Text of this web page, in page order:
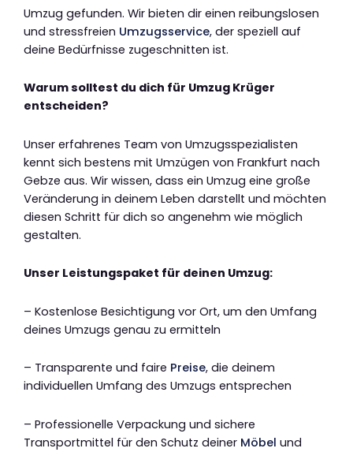
Umzug gefunden. Wir bieten dir einen reibungslosen
und stressfreien Umzugsservice, der speziell auf
deine Bedürfnisse zugeschnitten ist.
Warum solltest du dich für Umzug Krüger
entscheiden?
Unser erfahrenes Team von Umzugsspezialisten
kennt sich bestens mit Umzügen von Frankfurt nach
Gebze aus. Wir wissen, dass ein Umzug eine große
Veränderung in deinem Leben darstellt und möchten
diesen Schritt für dich so angenehm wie möglich
gestalten.
Unser Leistungspaket für deinen Umzug:
– Kostenlose Besichtigung vor Ort, um den Umfang
deines Umzugs genau zu ermitteln
– Transparente und faire Preise, die deinem
individuellen Umfang des Umzugs entsprechen
– Professionelle Verpackung und sichere
Transportmittel für den Schutz deiner Möbel und